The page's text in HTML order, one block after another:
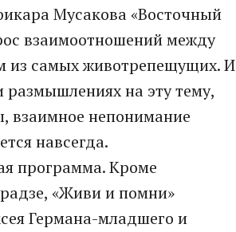
Мусакова «Восточный
взаимоотношений между
из самых животрепещущих. И
размышлениях на эту тему,
взаимное непонимание
навсегда.
программа. Кроме
«Живи и помни»
Германа-младшего и